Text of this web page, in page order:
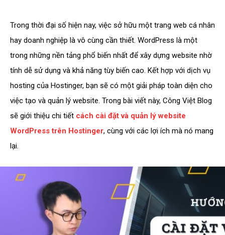
Trong thời đại số hiện nay, việc sở hữu một trang web cá nhân
hay doanh nghiệp là vô cùng cần thiết. WordPress là một
trong những nền tảng phổ biến nhất để xây dựng website nhờ
tính dễ sử dụng và khả năng tùy biến cao. Kết hợp với dịch vụ
hosting của Hostinger, bạn sẽ có một giải pháp toàn diện cho
việc tạo và quản lý website. Trong bài viết này, Công Việt Blog
sẽ giới thiệu chi tiết cách cài đặt và quản lý website
WordPress trên Hostinger, cùng với các lợi ích mà nó mang
lại.